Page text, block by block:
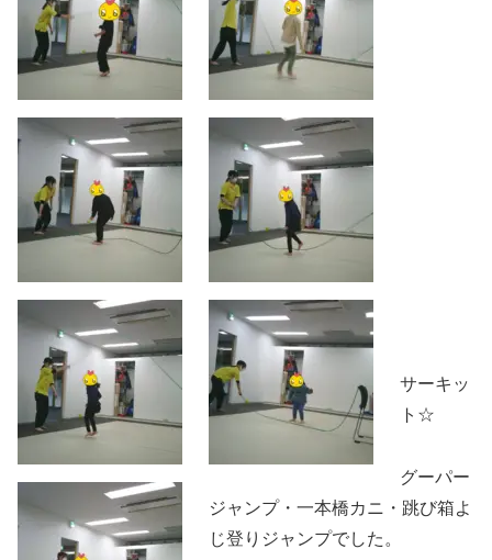
サーキッ
ト☆
グーパー
ジャンプ・一本橋カニ・跳び箱よ
じ登りジャンプでした。